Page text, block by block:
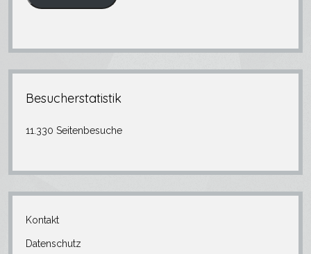
Besucherstatistik
11.330 Seitenbesuche
Kontakt
Datenschutz